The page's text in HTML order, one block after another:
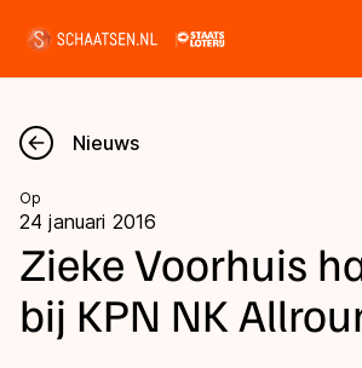
Nieuws
Kalender
Disciplines
Nieuws
Op
24 januari 2016
Zieke Voorhuis
bij KPN NK